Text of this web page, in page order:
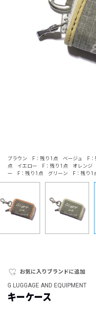
ブラウン F：残り1点 ベージュ F
点 イエロー F：残り1点 オレンジ
ー F：残り1点 グリーン F：残り1
お気に入りブランドに追加
G LUGGAGE AND EQUIPMENT
キーケース